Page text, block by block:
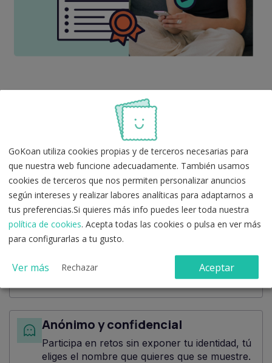
Elige un reto
Busca por tu oposición y selecciona el que
Participa en el reto
Contesta las preguntas o estudia con
GoKoan.
Descubre tu posición en el ranking y analiza
Anónimo y confidencial
Participa en retos sin exponer tu identidad, tú
eliges el nombre que quieres que se muestre.
GoKoan utiliza cookies propias y de terceros necesarias para
que nuestra web funcione adecuadamente. También usamos
cookies de terceros que nos permiten personalizar anuncios
según intereses y realizar labores analíticas para adaptarnos a
tus preferencias.Si quieres más info puedes leer toda nuestra
política de cookies. Acepta todas las cookies o pulsa en ver más
para configurarlas a tu gusto.
Ver más Rechazar Aceptar